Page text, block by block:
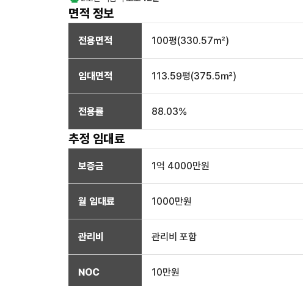
면적 정보
전용면적 100평(330.57㎡)
임대면적 113.59평(375.5㎡)
전용률 88.03%
추정 임대료
보증금 1억 4000만원
월 임대료 1000만원
관리비 관리비 포함
NOC 10만원